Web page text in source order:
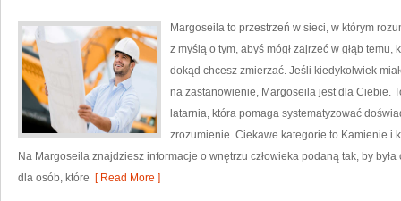
Margoseila to przestrzeń w sieci, w którym
z myślą o tym, abyś mógł zajrzeć w głąb
dokąd chcesz zmierzać. Jeśli kiedykolwiek
na zastanowienie, Margoseila jest dla Ciebie.
latarnia, która pomaga systematyzować
zrozumienie. Ciekawe kategorie to Kamienie i
Na Margoseila znajdziesz informacje o wnętrzu człowieka podaną tak, by
dla osób, które [ Read More ]